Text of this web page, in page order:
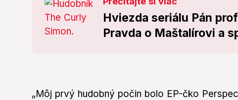
Hviezda seriálu Pán
Pravda o Maštalírovi a
„Môj prvý hudobný počin bolo EP-čko